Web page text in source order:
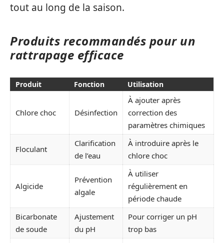
tout au long de la saison.
Produits recommandés pour un
rattrapage efficace
Produit Fonction Utilisation
Chlore choc Désinfection
À ajouter après
correction des
paramètres chimiques
Floculant
Clarification
de l’eau
À introduire après le
chlore choc
Algicide
Prévention
algale
À utiliser
régulièrement en
période chaude
Bicarbonate
de soude
Ajustement
du pH
Pour corriger un pH
trop bas